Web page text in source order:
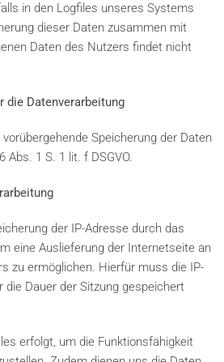
in den Logfiles unseres Systems
dieser Daten zusammen mit
Daten des Nutzers findet nicht
die Datenverarbeitung
Speicherung der Daten
Abs. 1 S. 1 lit. f DSGVO.
der IP-Adresse durch das
eine Auslieferung der Internetseite an
zu ermöglichen. Hierfür muss die IP-
Dauer der Sitzung gespeichert
erfolgt, um die Funktionsfähigkeit